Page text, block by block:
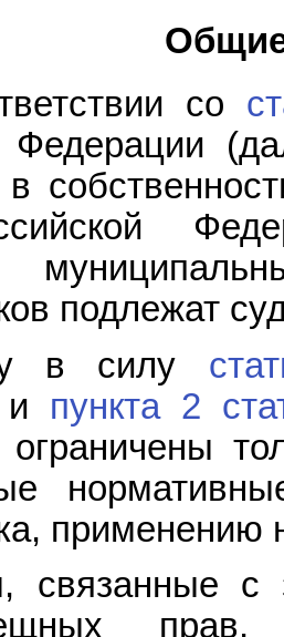
со
Федерации
в
подлежат
в силу
и пункта 2
применению
связанные с
прав,